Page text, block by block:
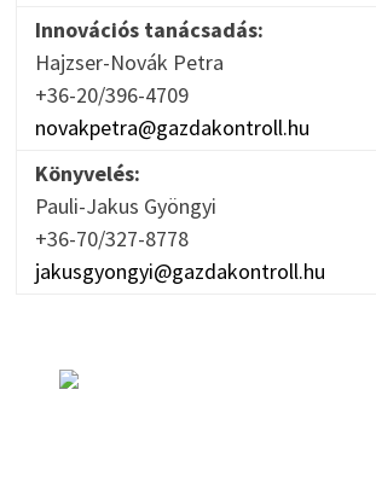
Innovációs tanácsadás:
Hajzser-Novák Petra
+36-20/396-4709
novakpetra@gazdakontroll.hu
Könyvelés:
Pauli-Jakus Gyöngyi
+36-70/327-8778
jakusgyongyi@gazdakontroll.hu